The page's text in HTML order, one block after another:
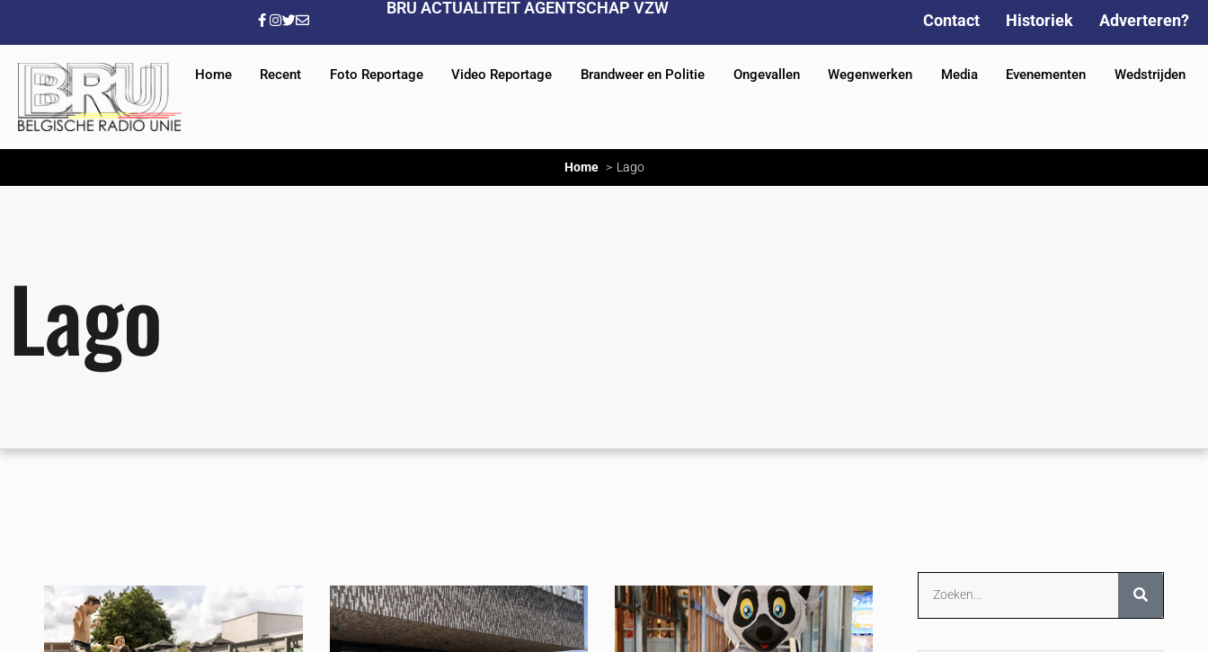
BRU ACTUALITEIT AGENTSCHAP VZW
Contact Historiek Adverteren?
Home Recent Foto Reportage Video Reportage Brandweer en Politie Ongevallen Wegenwerken Media Evenementen Wedstrijden
Home Lago
Lago